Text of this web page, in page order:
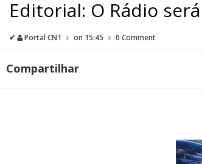
Editorial: O Rádio
✔ Portal CN1 on 15:45 0 Comment
Compartilhar